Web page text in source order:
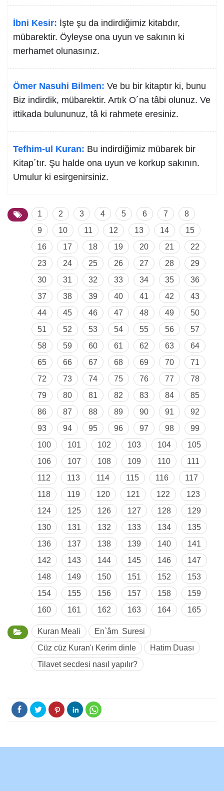
İbni Kesir: İşte şu da indirdiğimiz kitabdır,
mübarektir. Öyleyse ona uyun ve sakının ki
merhamet olunasınız.
Ömer Nasuhi Bilmen: Ve bu bir kitaptır ki, bunu
Biz indirdik, mübarektir. Artık O´na tâbi olunuz. Ve
ittikada bulununuz, tâ ki rahmete eresiniz.
Tefhim-ul Kuran: Bu indirdiğimiz mübarek bir
Kitap´tır. Şu halde ona uyun ve korkup sakının.
Umulur ki esirgenirsiniz.
1 2 3 4 5 6 7
8
9
10 11 12 13 14
15
16
17 18 19 20 21
22
23
24 25 26 27 28
29
30
31 32 33 34 35
36
37
38 39 40 41 42
43
44
45 46 47 48 49
50
51
52 53 54 55 56
57
58
59 60 61 62 63
64
65
66 67 68 69 70
71
72
73 74 75 76 77
78
79
80 81 82 83 84
85
86
87 88 89 90 91
92
93
94 95 96 97 98
99
100
101 102 103 104
105
106
107 108 109 110
111
112
113 114 115 116
117
118
119 120 121 122
123
124
125 126 127 128
129
130
131 132 133 134
135
136
137 138 139 140
141
142
143 144 145 146
147
148
149 150 151 152
153
154
155 156 157 158
159
160
161 162 163 164 165
Kuran Meali
En`âm Suresi
Cüz cüz Kuran'ı Kerim dinle
Hatim Duası
Tilavet secdesi nasıl yapılır?